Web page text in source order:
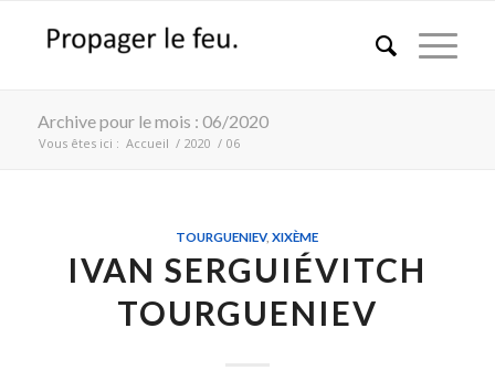
Archive pour le mois : 06/2020
Vous êtes ici : Accueil / 2020 / 06
TOURGUENIEV,XIXÈME
IVAN SERGUIÉVITCH
TOURGUENIEV